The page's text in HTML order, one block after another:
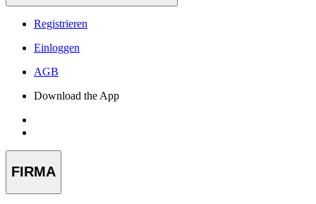
Registrieren
Einloggen
AGB
Download the App
FIRMA